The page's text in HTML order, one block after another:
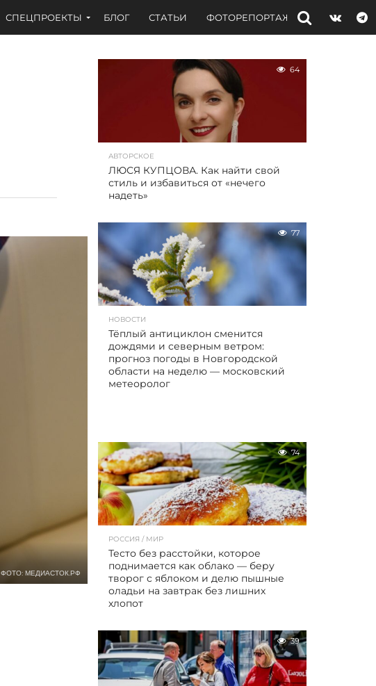
СПЕЦПРОЕКТЫ БЛОГ СТАТЬИ ФОТОРЕПОРТАЖИ ИНТЕРВЬЮ
ФОТО: МЕДИАСТОК.РФ
64
АВТОРСКОЕ
ЛЮСЯ КУПЦОВА. Как найти свой
стиль и избавиться от «нечего
надеть»
77
НОВОСТИ
Тёплый антициклон сменится
дождями и северным ветром:
прогноз погоды в Новгородской
области на неделю — московский
метеоролог
74
РОССИЯ / МИР
Тесто без расстойки, которое
поднимается как облако — беру
творог с яблоком и делю пышные
оладьи на завтрак без лишних
хлопот
39